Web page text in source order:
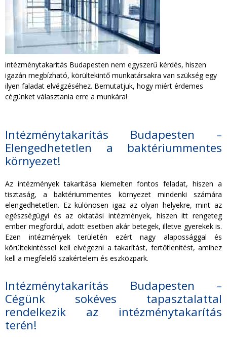
intézménytakarítás Budapesten nem egyszerű kérdés, hiszen
igazán megbízható, körültekintő munkatársakra van szükség egy
ilyen faladat elvégzéséhez. Bemutatjuk, hogy miért érdemes
cégünket választania erre a munkára!
Intézménytakarítás Budapesten –
Elengedhetetlen a baktériummentes
környezet!
Az intézmények takarítása kiemelten fontos feladat, hiszen a
tisztaság, a baktériummentes környezet mindenki számára
elengedhetetlen. Ez különösen igaz az olyan helyekre, mint az
egészségügyi és az oktatási intézmények, hiszen itt rengeteg
ember megfordul, adott esetben akár betegek, illetve gyerekek is.
Ezen intézmények területén ezért nagy alapossággal és
körültekintéssel kell elvégezni a takarítást, fertőtlenítést, amihez
kell a megfelelő szakértelem és eszközpark.
Intézménytakarítás Budapesten –
Cégünk sokéves tapasztalattal
rendelkezik az intézménytakarítás
terén!